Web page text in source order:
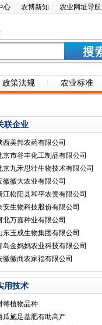
心 农博新知 农业网址导航
政策法规 农业标准
联企业
西美邦农药有限公司
京市谷丰化工制品有限公司
京九禾思壮生物技术有限公司
徽徽大农业有限公司
江松阳县和平农资有限公司
安生物科技股份有限公司
北万嘉种业有限公司
东玉成生物集团有限公司
岛金妈妈农业科技有限公司
徽徽商农家福有限公司
用技术
莓植物品种
瓜施足基肥有助高产